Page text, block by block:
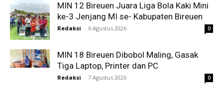
MIN 12 Bireuen Juara Liga Bola Kaki Mini
ke-3 Jenjang MI se- Kabupaten Bireuen
Redaksi - 6 Agustus 2026 0
MIN 18 Bireuen Dibobol Maling, Gasak
Tiga Laptop, Printer dan PC
Redaksi - 7 Agustus 2026 0